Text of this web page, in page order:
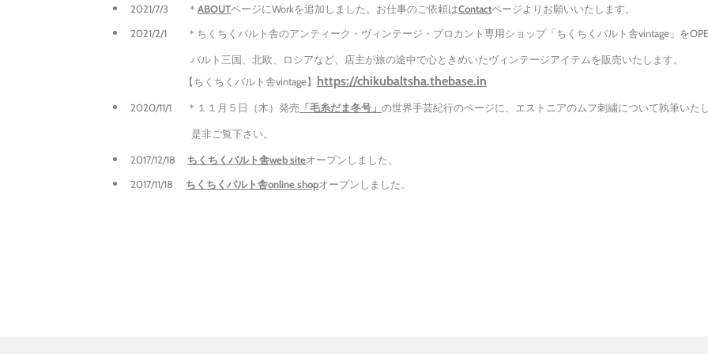
2021/7/3 ＊ ABOUTページにWorkを追加しました。お仕事のご依頼はContactページよりお願いいたします。
2021/2/1 ＊ちくちくバルト舎のアンティーク・ヴィンテージ・ブロカント専用ショップ「ちくちくバルト舎vintage」を
バルト三国、北欧、ロシアなど、店主が旅の途中で心ときめいたヴィンテージアイテムを販売いたします。
【ちくちくバルト舎vintage】 https://chikubaltsha.thebase.in​
2020/11/1 ＊１１月５日（木）発売 「毛糸だま冬号」 の世界手芸紀行のページに、エストニアのムフ刺繍について執筆いたし
是非ご覧下さい。
2017/12/18 ちくちくバルト舎web siteオープンしました。
2017/11/18 ちくちくバルト舎online shopオープンしました。